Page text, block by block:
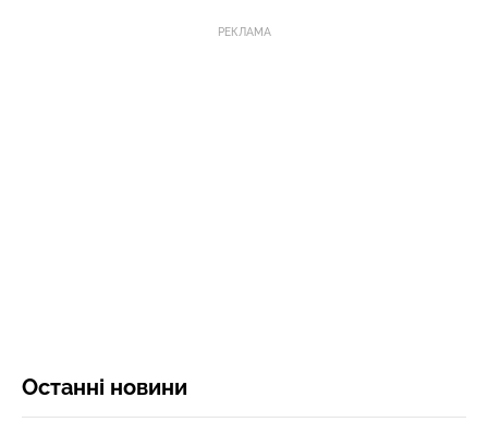
РЕКЛАМА
Останні новини